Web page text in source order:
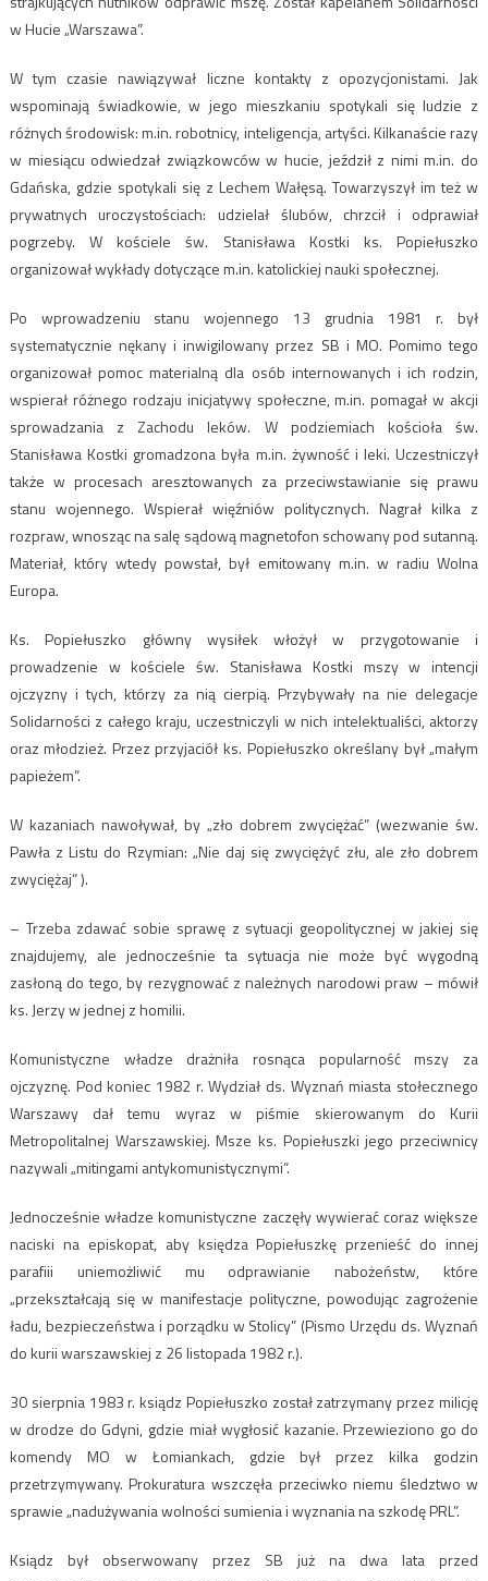
w Hucie „Warszawa”.
W tym czasie nawiązywał liczne kontakty z opozycjonistami. Jak
wspominają świadkowie, w jego mieszkaniu spotykali się ludzie z
różnych środowisk: m.in. robotnicy, inteligencja, artyści. Kilkanaście razy
w miesiącu odwiedzał związkowców w hucie, jeździł z nimi m.in. do
Gdańska, gdzie spotykali się z Lechem Wałęsą. Towarzyszył im też w
prywatnych uroczystościach: udzielał ślubów, chrzcił i odprawiał
pogrzeby. W kościele św. Stanisława Kostki ks. Popiełuszko
organizował wykłady dotyczące m.in. katolickiej nauki społecznej.
Po wprowadzeniu stanu wojennego 13 grudnia 1981 r. był
systematycznie nękany i inwigilowany przez SB i MO. Pomimo tego
organizował pomoc materialną dla osób internowanych i ich rodzin,
wspierał różnego rodzaju inicjatywy społeczne, m.in. pomagał w akcji
sprowadzania z Zachodu leków. W podziemiach kościoła św.
Stanisława Kostki gromadzona była m.in. żywność i leki. Uczestniczył
także w procesach aresztowanych za przeciwstawianie się prawu
stanu wojennego. Wspierał więźniów politycznych. Nagrał kilka z
rozpraw, wnosząc na salę sądową magnetofon schowany pod sutanną.
Materiał, który wtedy powstał, był emitowany m.in. w radiu Wolna
Europa.
Ks. Popiełuszko główny wysiłek włożył w przygotowanie i
prowadzenie w kościele św. Stanisława Kostki mszy w intencji
ojczyzny i tych, którzy za nią cierpią. Przybywały na nie delegacje
Solidarności z całego kraju, uczestniczyli w nich intelektualiści, aktorzy
oraz młodzież. Przez przyjaciół ks. Popiełuszko określany był „małym
papieżem”.
W kazaniach nawoływał, by „zło dobrem zwyciężać” (wezwanie św.
Pawła z Listu do Rzymian: „Nie daj się zwyciężyć złu, ale zło dobrem
zwyciężaj” ).
– Trzeba zdawać sobie sprawę z sytuacji geopolitycznej w jakiej się
znajdujemy, ale jednocześnie ta sytuacja nie może być wygodną
zasłoną do tego, by rezygnować z należnych narodowi praw – mówił
ks. Jerzy w jednej z homilii.
Komunistyczne władze drażniła rosnąca popularność mszy za
ojczyznę. Pod koniec 1982 r. Wydział ds. Wyznań miasta stołecznego
Warszawy dał temu wyraz w piśmie skierowanym do Kurii
Metropolitalnej Warszawskiej. Msze ks. Popiełuszki jego przeciwnicy
nazywali „mitingami antykomunistycznymi”.
Jednocześnie władze komunistyczne zaczęły wywierać coraz większe
naciski na episkopat, aby księdza Popiełuszkę przenieść do innej
parafiii uniemożliwić mu odprawianie nabożeństw, które
„przekształcają się w manifestacje polityczne, powodując zagrożenie
ładu, bezpieczeństwa i porządku w Stolicy” (Pismo Urzędu ds. Wyznań
do kurii warszawskiej z 26 listopada 1982 r.).
30 sierpnia 1983 r. ksiądz Popiełuszko został zatrzymany przez milicję
w drodze do Gdyni, gdzie miał wygłosić kazanie. Przewieziono go do
komendy MO w Łomiankach, gdzie był przez kilka godzin
przetrzymywany. Prokuratura wszczęła przeciwko niemu śledztwo w
sprawie „nadużywania wolności sumienia i wyznania na szkodę PRL”.
Ksiądz był obserwowany przez SB już na dwa lata przed